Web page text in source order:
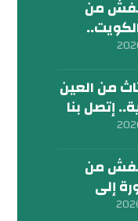
من
من العين
إتصل بنا
من
إلى